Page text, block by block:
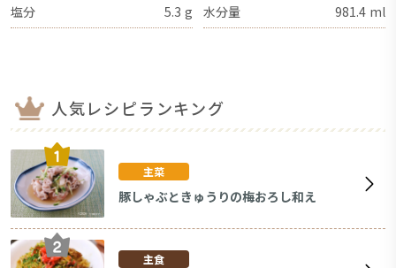
塩分 5.3 g 水分量 981.4 ml
人気レシピランキング
主菜
豚しゃぶときゅうりの梅おろし和え
主食